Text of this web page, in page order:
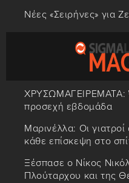
Νέες «Σειρήνες» για
ΧΡΥΣΩΜΑΓΕΙΡΕΜΑΤΑ:
προσεχή εβδομάδα
Μαρινέλλα: Οι
κάθε επίσκεψη στο
Ξέσπασε ο Νίκος
Πλούταρχου και της